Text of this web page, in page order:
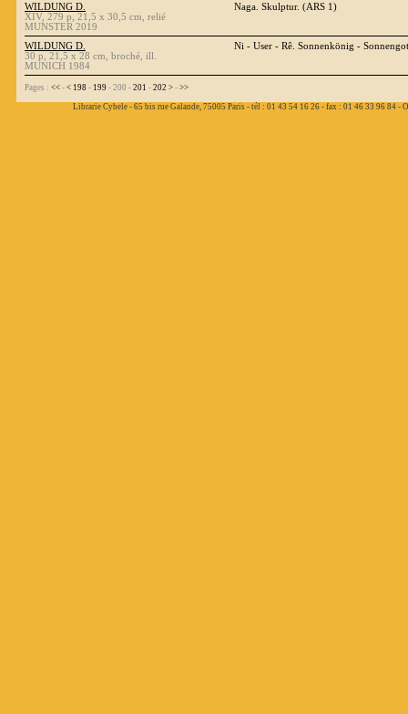
WILDUNG D.
XIV, 279 p, 21,5 x 30,5 cm, relié
MUNSTER 2019
Naga. Skulptur. (ARS 1)
WILDUNG D.
30 p, 21,5 x 28 cm, broché, ill.
MUNICH 1984
Ni - User - Rê. Sonnenkönig -
Pages : << - < 198 - 199 - 200 - 201 - 202 > - >>
Librarie Cybele - 65 bis rue Galande, 75005 Paris - tél : 01 43 54 16 26 - fax : 01 46 33 96 84